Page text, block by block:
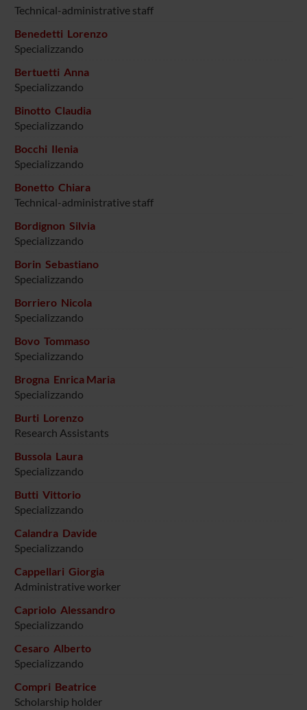
Technical-administrative staff
Benedetti Lorenzo
Specializzando
Bertuetti Anna
Specializzando
Binotto Claudia
Specializzando
Bocchi Ilenia
Specializzando
Bonetto Chiara
Technical-administrative staff
Bordignon Silvia
Specializzando
Borin Sebastiano
Specializzando
Borriero Nicola
Specializzando
Bovo Tommaso
Specializzando
Brogna Enrica Maria
Specializzando
Burti Lorenzo
Research Assistants
Bussola Laura
Specializzando
Butti Vittorio
Specializzando
Calandra Davide
Specializzando
Cappellari Giorgia
Administrative worker
Capriolo Alessandro
Specializzando
Cesaro Alberto
Specializzando
Compri Beatrice
Scholarship holder